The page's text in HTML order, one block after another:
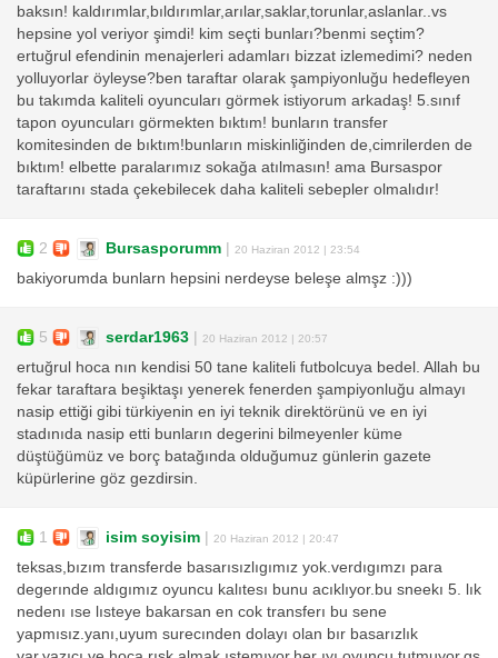
baksın! kaldırımlar,bıldırımlar,arılar,saklar,torunlar,aslanlar..vs
hepsine yol veriyor şimdi! kim seçti bunları?benmi seçtim?
ertuğrul efendinin menajerleri adamları bizzat izlemedimi? neden
yolluyorlar öyleyse?ben taraftar olarak şampiyonluğu hedefleyen
bu takımda kaliteli oyuncuları görmek istiyorum arkadaş! 5.sınıf
tapon oyuncuları görmekten bıktım! bunların transfer
komitesinden de bıktım!bunların miskinliğinden de,cimrilerden de
bıktım! elbette paralarımız sokağa atılmasın! ama Bursaspor
taraftarını stada çekebilecek daha kaliteli sebepler olmalıdır!
2 Bursasporumm | 20 Haziran 2012 | 23:54
bakiyorumda bunlarn hepsini nerdeyse beleşe almşz :)))
5 serdar1963 | 20 Haziran 2012 | 20:57
ertuğrul hoca nın kendisi 50 tane kaliteli futbolcuya bedel. Allah bu
fekar taraftara beşiktaşı yenerek fenerden şampiyonluğu almayı
nasip ettiği gibi türkiyenin en iyi teknik direktörünü ve en iyi
stadınıda nasip etti bunların degerini bilmeyenler küme
düştüğümüz ve borç batağında olduğumuz günlerin gazete
küpürlerine göz gezdirsin.
1 isim soyisim | 20 Haziran 2012 | 20:47
teksas,bızım transferde basarısızlıgımız yok.verdıgımzı para
degerınde aldıgımız oyuncu kalıtesı bunu acıklıyor.bu sneekı 5. lık
nedenı ıse lısteye bakarsan en cok transferı bu sene
yapmısız.yanı,uyum surecınden dolayı olan bır basarızlık